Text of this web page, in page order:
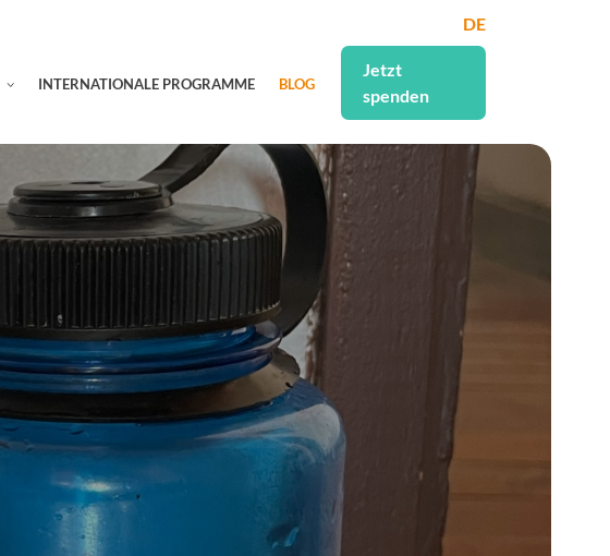
DE
INTERNATIONALE PROGRAMME BLOG
Jetzt
spenden